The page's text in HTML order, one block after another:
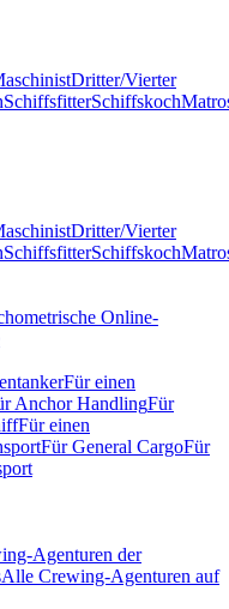
Dritter/Vierter
SchiffsfitterSchiffskoch
Dritter/Vierter
SchiffsfitterSchiffskoch
Online-
Für einen
Anchor HandlingFür
Für einen
Für General CargoFür
Agenturen der
Alle Crewing-Agenturen auf